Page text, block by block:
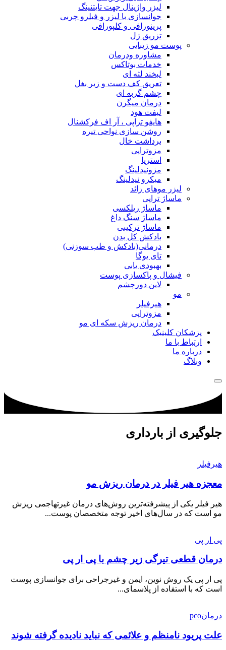
لیزر واژینال جهت تایتنینگ
جوانسازی با لیزر و فیلرو چربی
پرینورافی و کلپورافی
تزریق ژل
پوست مو زیبایی
مشاوره ودرمان
خدمات بوتاکس
لبخند لثه ای
تعریق کف دست و زیر بغل
چشم گربه ای
درمان میگرن
لیفت هود
هایفو تراپی ، آر اف فرکشنال
روشن سازی نواحی تیره
برداشت خال
مزوتراپی
استریا
مزونیدلینگ
میکرو نیدلینگ
لیزر موهای زائد
ماساژ تراپی
ماساژ ریلکسی
ماساژ سنگ داغ
ماساژ ترکیبی
بادکش کل بدن
درمانی(بادکش و طب سوزنی)
تای یوگا
بهبودی یابی
فیشال و پاکسازی پوست
لاین دورچشم
مو
هیرفیلر
مزوتراپی
درمان ریزش سکه ای مو
پزشکان کلینیک
ارتباط با ما
درباره ما
وبلاگ
جلوگیری از بارداری
هیرفیلر
معجزه هیر فیلر در درمان ریزش مو
هیر فیلر یکی از پیشرفته‌ترین روش‌های درمان غیرتهاجمی ریزش
مو است که در سال‌های اخیر توجه متخصصان پوست...
پی ار پی
درمان قطعی تیرگی زیر چشم با پی ار پی
پی ار پی یک روش نوین، ایمن و غیرجراحی برای جوانسازی پوست
است که با استفاده از پلاسمای...
درمانpco
علت پریود نامنظم و علائمی که نباید نادیده گرفته شوند